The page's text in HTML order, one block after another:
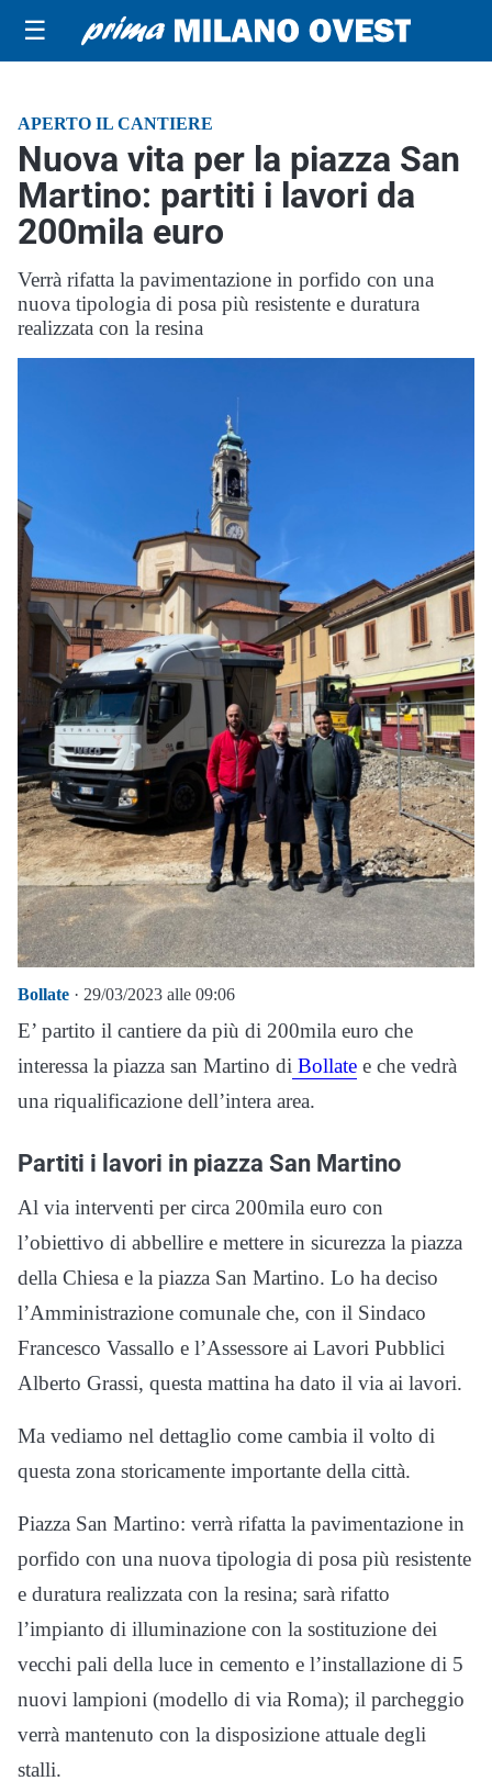
☰
APERTO IL CANTIERE
Nuova vita per la piazza San
Martino: partiti i lavori da
200mila euro
Verrà rifatta la pavimentazione in porfido con una
nuova tipologia di posa più resistente e duratura
realizzata con la resina
Bollate · 29/03/2023 alle 09:06
E’ partito il cantiere da più di 200mila euro che
interessa la piazza san Martino di Bollate e che vedrà
una riqualificazione dell’intera area.
Partiti i lavori in piazza San Martino
Al via interventi per circa 200mila euro con
l’obiettivo di abbellire e mettere in sicurezza la piazza
della Chiesa e la piazza San Martino. Lo ha deciso
l’Amministrazione comunale che, con il Sindaco
Francesco Vassallo e l’Assessore ai Lavori Pubblici
Alberto Grassi, questa mattina ha dato il via ai lavori.
Ma vediamo nel dettaglio come cambia il volto di
questa zona storicamente importante della città.
Piazza San Martino: verrà rifatta la pavimentazione in
porfido con una nuova tipologia di posa più resistente
e duratura realizzata con la resina; sarà rifatto
l’impianto di illuminazione con la sostituzione dei
vecchi pali della luce in cemento e l’installazione di 5
nuovi lampioni (modello di via Roma); il parcheggio
verrà mantenuto con la disposizione attuale degli
stalli.